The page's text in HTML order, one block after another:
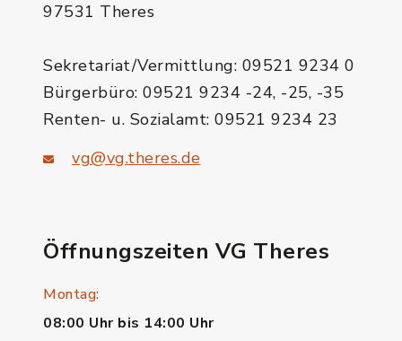
97531 Theres
Sekretariat/Vermittlung: 09521 9234 0
Bürgerbüro: 09521 9234 -24, -25, -35
Renten- u. Sozialamt: 09521 9234 23
vg@vg.theres.de
Öffnungszeiten VG Theres
Montag:
08:00 Uhr bis 14:00 Uhr